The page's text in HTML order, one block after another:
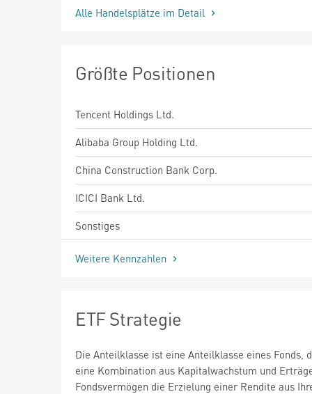
Alle Handelsplätze im Detail
Größte Positionen
Tencent Holdings Ltd.
Alibaba Group Holding Ltd.
China Construction Bank Corp.
ICICI Bank Ltd.
Sonstiges
Weitere Kennzahlen
ETF Strategie
Die Anteilklasse ist eine Anteilklasse eines Fonds,
eine Kombination aus Kapitalwachstum und
Fondsvermögen die Erzielung einer Rendite aus